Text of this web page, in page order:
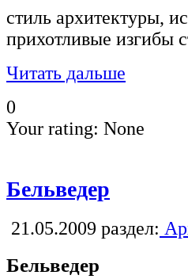
стиль архитектуры,
прихотливые изгибы
Читать дальше
0
Your rating: None
Бельведер
21.05.2009 раздел:
Бельведер